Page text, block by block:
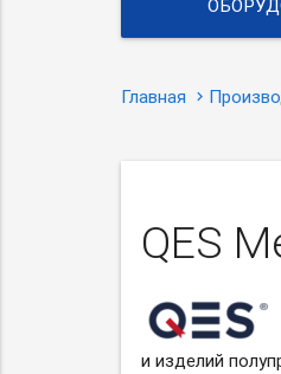
Главная
QES
и изделий